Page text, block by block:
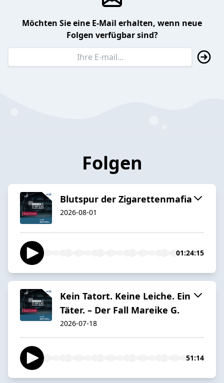
Möchten Sie eine E-Mail erhalten, wenn neue
Folgen verfügbar sind?
Folgen
Blutspur der Zigarettenmafia
2026-08-01
01:24:15
Kein Tatort. Keine Leiche. Ein
Täter. – Der Fall Mareike G.
2026-07-18
51:14